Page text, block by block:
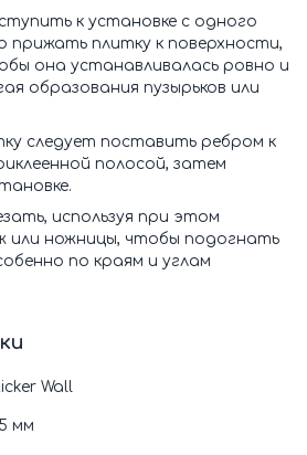
к установке с одного
прижать плитку к поверхности,
она устанавливалась ровно и
образования пузырьков или
следует поставить ребром к
полосой, затем
используя при этом
или ножницы, чтобы подогнать
по краям и углам
Wall
мм